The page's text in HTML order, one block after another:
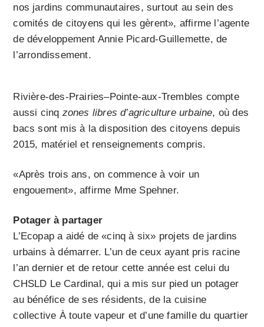
nos jardins communautaires, surtout au sein des
comités de citoyens qui les gèrent», affirme l’agente
de développement Annie Picard-Guillemette, de
l’arrondissement.
Rivière-des-Prairies–Pointe-aux-Trembles compte
aussi cinq zones libres d’agriculture urbaine, où des
bacs sont mis à la disposition des citoyens depuis
2015, matériel et renseignements compris.
«Après trois ans, on commence à voir un
engouement», affirme Mme Spehner.
Potager à partager
L’Ecopap a aidé de «cinq à six» projets de jardins
urbains à démarrer. L’un de ceux ayant pris racine
l’an dernier et de retour cette année est celui du
CHSLD Le Cardinal, qui a mis sur pied un potager
au bénéfice de ses résidents, de la cuisine
collective À toute vapeur et d’une famille du quartier